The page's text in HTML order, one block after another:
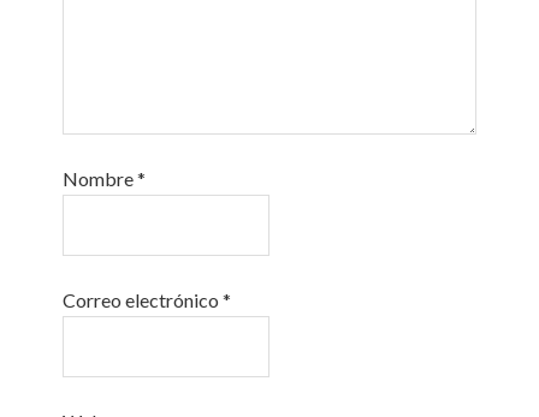
Nombre*
Correo electrónico*